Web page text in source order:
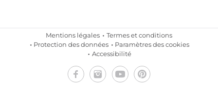
Mentions légales
Termes et conditions
Protection des données
Paramètres des cookies
Accessibilité